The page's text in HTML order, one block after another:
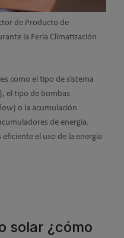
de Producto de
la Feria Climatización
como el tipo de sistema
el tipo de bombas
o la acumulación
de energía.
el uso de la energía
solar ¿cómo